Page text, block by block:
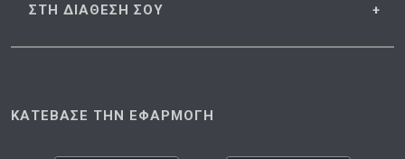
ΣΤΗ ΔΙΑΘΕΣΗ ΣΟΥ
ΚΑΤΕΒΑΣΕ ΤΗΝ ΕΦΑΡΜΟΓΗ